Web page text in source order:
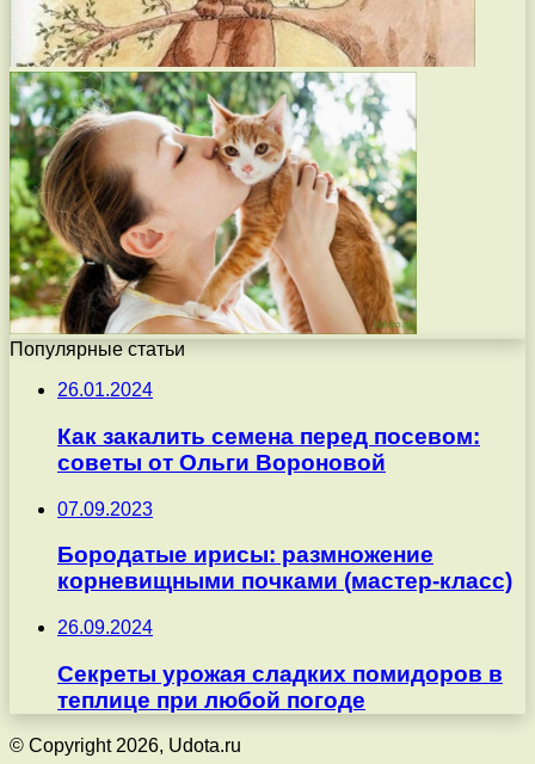
Популярные статьи
26.01.2024
Как закалить семена перед посевом:
советы от Ольги Вороновой
07.09.2023
Бородатые ирисы: размножение
корневищными почками (мастер-класс)
26.09.2024
Секреты урожая сладких помидоров в
теплице при любой погоде
© Copyright 2026, Udota.ru